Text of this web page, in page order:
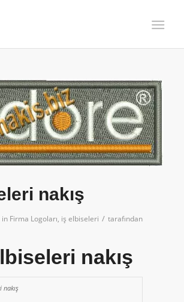
nakış
in Firma Logoları, iş elbiseleri / tarafından
nakış